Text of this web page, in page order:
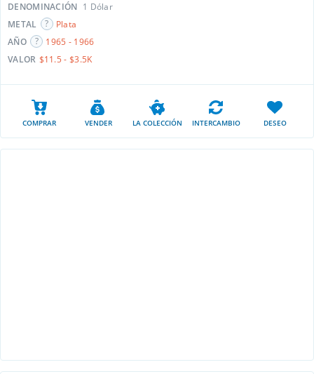
DENOMINACIÓN 1 Dólar
METAL
Plata
AÑO
1965 - 1966
VALOR $11.5 - $3.5K
COMPRAR VENDER LA COLECCIÓN INTERCAMBIO DESEO